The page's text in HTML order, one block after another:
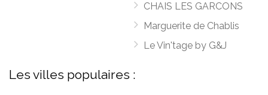
CHAIS LES GARCONS
Marguerite de Chablis
Le Vin'tage by G&J
Les villes populaires :